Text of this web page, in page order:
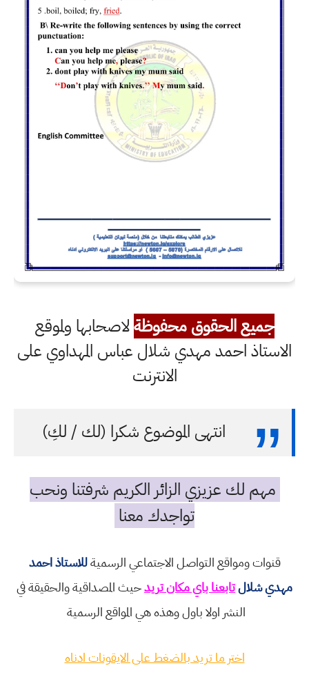
جميع الحقوق محفوظةلاصحابها ولموقع
الاستاذ احمد مهدي شلال عباس المهداوي على
الانترنت
انتهى الموضوع شكرا (لك / لكِ)
مهم لك عزيزي الزائر الكريم شرفتنا ونحب
تواجدك معنا
قنوات ومواقع التواصل الاجتماعي الرسميةللاستاذ احمد
مهدي شلالتابعنا باي مكان تريدحيث المصداقية والحقيقة في
النشر اولا باول وهذه هي المواقع الرسمية
اختر ما تريد بالضغط على الايقونات ادناه